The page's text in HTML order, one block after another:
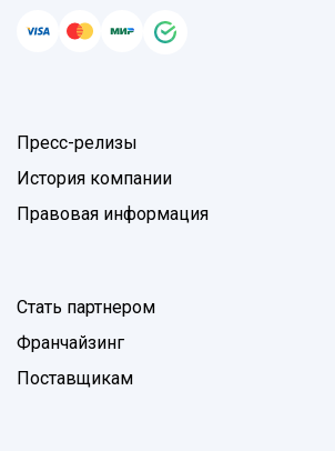
Пресс-релизы
История компании
Правовая информация
Стать партнером
Франчайзинг
Поставщикам